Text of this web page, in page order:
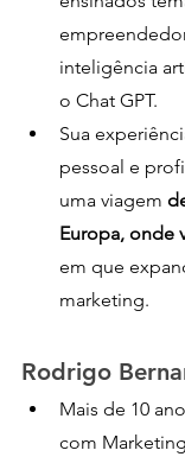
inteligência
o Chat GPT.
Sua
pessoal e
uma viagem
Europa, onde
em que
marketing.
Rodrigo
Mais de 10
com